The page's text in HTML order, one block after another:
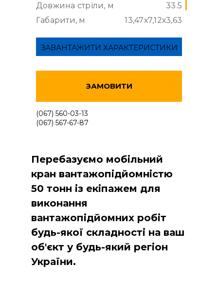
Довжина стріли, м
33.5
Габарити, м
13,47х7,12х3,63
ЗАВАНТАЖИТИ ХАРАКТЕРИСТИКИ
ЗАМОВИТИ
(067) 560-03-13
(067) 567-67-87
Перебазуємо мобільний
кран вантажопідйомністю
50 тонн із екіпажем для
виконання
вантажопідйомних робіт
будь-якої складності на ваш
об'єкт у будь-який регіон
України.